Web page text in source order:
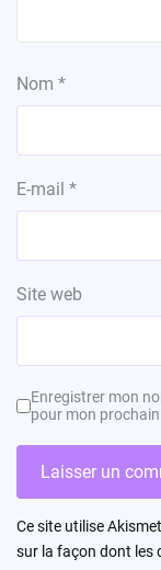
Nom *
E-mail *
Site web
Enregistrer mon
pour mon
Ce site utilise
sur la façon dont les